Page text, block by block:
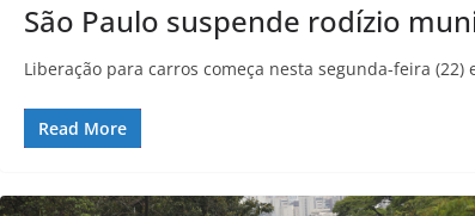
São Paulo suspende rodízio
Liberação para carros começa nesta segunda-feira
Read More